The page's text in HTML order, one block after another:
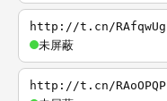
http://t.cn/RAfqwUg
未屏蔽
http://t.cn/RAoOPQP